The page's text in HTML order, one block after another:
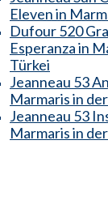
Eleven in
Dufour 520
Esperanza in
Türkei
Jeanneau 53
Marmaris in
Jeanneau 53
Marmaris in